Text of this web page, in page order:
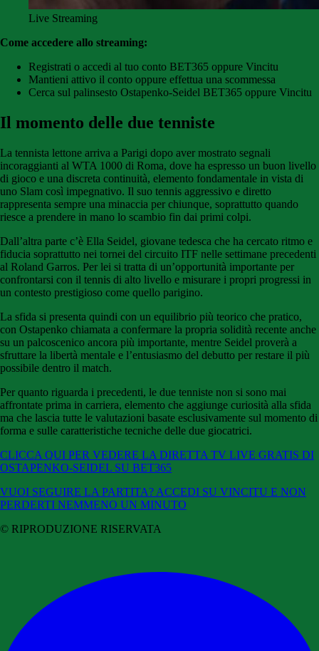
Live Streaming
Come accedere allo streaming:
Registrati o accedi al tuo conto BET365 oppure Vincitu
Mantieni attivo il conto oppure effettua una scommessa
Cerca sul palinsesto Ostapenko-Seidel BET365 oppure Vincitu
Il momento delle due tenniste
La tennista lettone arriva a Parigi dopo aver mostrato segnali
incoraggianti al WTA 1000 di Roma, dove ha espresso un buon livello
di gioco e una discreta continuità, elemento fondamentale in vista di
uno Slam così impegnativo. Il suo tennis aggressivo e diretto
rappresenta sempre una minaccia per chiunque, soprattutto quando
riesce a prendere in mano lo scambio fin dai primi colpi.
Dall’altra parte c’è Ella Seidel, giovane tedesca che ha cercato ritmo e
fiducia soprattutto nei tornei del circuito ITF nelle settimane precedenti
al Roland Garros. Per lei si tratta di un’opportunità importante per
confrontarsi con il tennis di alto livello e misurare i propri progressi in
un contesto prestigioso come quello parigino.
La sfida si presenta quindi con un equilibrio più teorico che pratico,
con Ostapenko chiamata a confermare la propria solidità recente anche
su un palcoscenico ancora più importante, mentre Seidel proverà a
sfruttare la libertà mentale e l’entusiasmo del debutto per restare il più
possibile dentro il match.
Per quanto riguarda i precedenti, le due tenniste non si sono mai
affrontate prima in carriera, elemento che aggiunge curiosità alla sfida
ma che lascia tutte le valutazioni basate esclusivamente sul momento di
forma e sulle caratteristiche tecniche delle due giocatrici.
CLICCA QUI PER VEDERE LA DIRETTA TV LIVE GRATIS DI
OSTAPENKO-SEIDEL SU BET365
VUOI SEGUIRE LA PARTITA? ACCEDI SU VINCITU E NON
PERDERTI NEMMENO UN MINUTO
© RIPRODUZIONE RISERVATA